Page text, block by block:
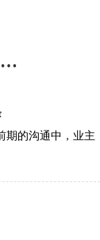
拆除隔断，秒变梦幻白色大平层，公区收纳强，还藏了六大功能区！
期的沟通中，业主